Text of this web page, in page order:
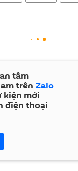
tâm
trên Zalo
kiện mới
điện thoại